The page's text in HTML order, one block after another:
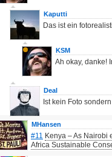
Kaputti
Das ist ein
KSM
Ah okay, danke!
Deal
Ist kein Foto
MHansen
#11 Kenya – As Nairobi
Africa Sustainable